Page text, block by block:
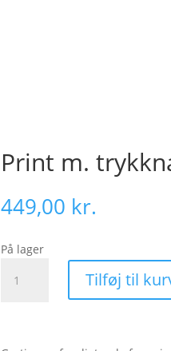
Print m.
449,00 kr.
På lager
Tilføj til